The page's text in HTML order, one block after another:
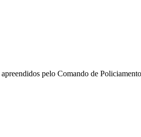
pelo Comando de